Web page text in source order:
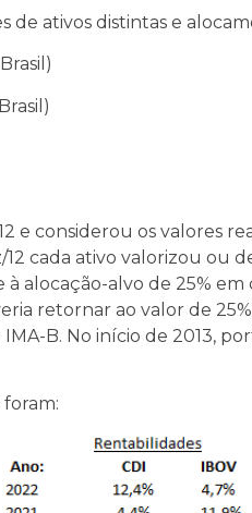
de ativos distintas e
e considerou os valores
12 cada ativo valorizou ou
à alocação-alvo de 25%
retornar ao valor de
IMA-B. No início de 2013,